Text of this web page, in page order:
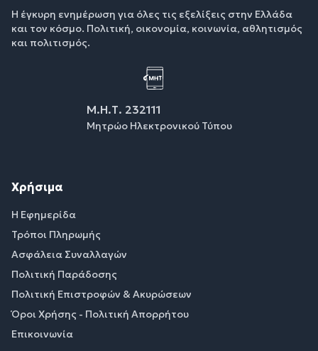
Η έγκυρη ενημέρωση για όλες τις εξελίξεις στην Ελλάδα
και τον κόσμο. Πολιτική, οικονομία, κοινωνία, αθλητισμός
και πολιτισμός.
Μ.Η.Τ. 232111
Μητρώο Ηλεκτρονικού Τύπου
Χρήσιμα
Η Εφημερίδα
Τρόποι Πληρωμής
Ασφάλεια Συναλλαγών
Πολιτική Παράδοσης
Πολιτική Επιστροφών & Ακυρώσεων
Όροι Χρήσης - Πολιτική Απορρήτου
Επικοινωνία